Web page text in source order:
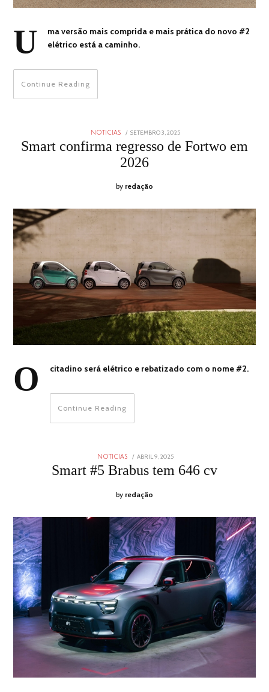
U
ma versão mais comprida e mais prática do novo #2
elétrico está a caminho.
Continue Reading
NOTICIAS
POSTED
SETEMBRO 3, 2025SETEMBRO
2025
Smart confirma regresso de Fortwo em
2026
by redação
O citadino será elétrico e rebatizado com o nome #2.
Continue Reading
NOTICIAS
POSTED
ABRIL 9, 2025ABRIL
2025
Smart #5 Brabus tem 646 cv
by redação